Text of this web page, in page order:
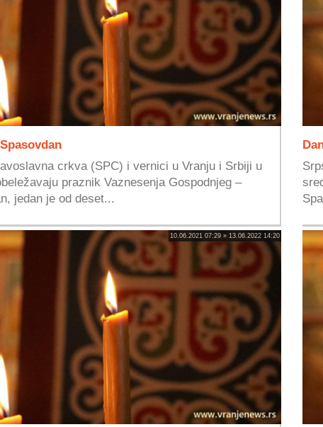
crkva (SPC) i vernici u Vranju i Srbiji u
praznik Vaznesenja Gospodnjeg –
jedan je od deset...
10.06.2021 07:29 » 13.06.2022 14:20